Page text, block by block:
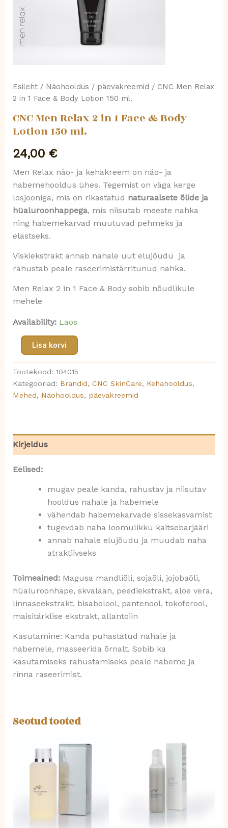
Esileht/ Näohooldus / päevakreemid / CNC Men Relax
2 in 1 Face & Body Lotion 150 ml.
CNC Men Relax 2 in 1 Face & Body
Lotion 150 ml.
24,00 €
Men Relax näo- ja kehakreem on näo- ja
habemehooldus ühes. Tegemist on väga kerge
losjooniga, mis on rikastatud naturaalsete õlide ja
hüaluroonhappega, mis niisutab meeste nahka
ning habemekarvad muutuvad pehmeks ja
elastseks.
Viskiekstrakt annab nahale uut elujõudu ja
rahustab peale raseerimistärritunud nahka.
Men Relax 2 in 1 Face & Body sobib nõudlikule
mehele
Availability: Laos
Lotion
150
ml.
kogus
Lisa korvi
Tootekood: 104015
Kategooriad: Brandid, CNC SkinCare, Kehahooldus,
Mehed, Näohooldus, päevakreemid
Kirjeldus
Eelised:
mugav peale kanda, rahustav ja niisutav
hooldus nahale ja habemele
vähendab habemekarvade sissekasvamist
tugevdab naha loomulikku kaitsebarjääri
annab nahale elujõudu ja muudab naha
atraktiivseks
Toimeained: Magusa mandliõli, sojaõli, jojobaõli,
hüaluroonhape, skvalaan, peediekstrakt, aloe vera,
linnaseekstrakt, bisabolool, pantenool, tokoferool,
maisitärklise ekstrakt, allantoiin
Kasutamine: Kanda puhastatud nahale ja
habemele, masseerida õrnalt. Sobib ka
kasutamiseks rahustamiseks peale habeme ja
rinna raseerimist.
Seotud tooted